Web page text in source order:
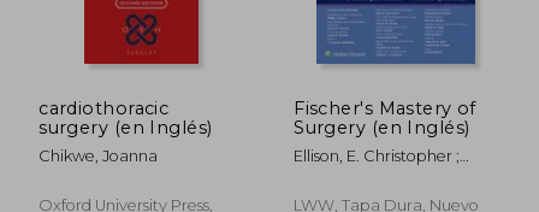
50%
dcto.
$ 251.142 50%
dcto.
cardiothoracic
surgery (en Inglés)
Chikwe, Joanna
Oxford University Press,
Fischer's Mastery of
Surgery (en Inglés)
Ellison, E. Christopher ;
Philip Alexander
LWW, Tapa Dura, Nuevo